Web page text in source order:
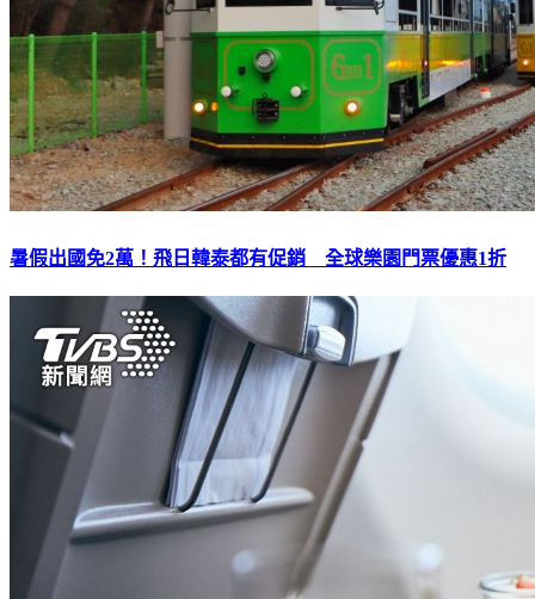
暑假出國免2萬！飛日韓泰都有促銷 全球樂園門票優惠1折